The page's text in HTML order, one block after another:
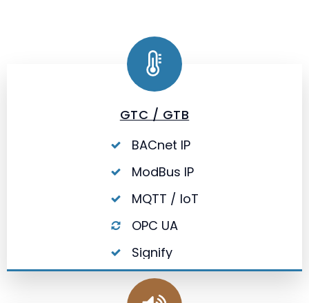
GTC / GTB
BACnet IP
ModBus IP
MQTT / IoT
OPC UA
Signify